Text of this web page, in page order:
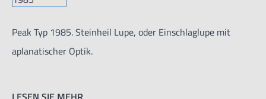
Peak Typ 1985. Steinheil Lupe, oder Einschlaglupe mit
aplanatischer Optik.